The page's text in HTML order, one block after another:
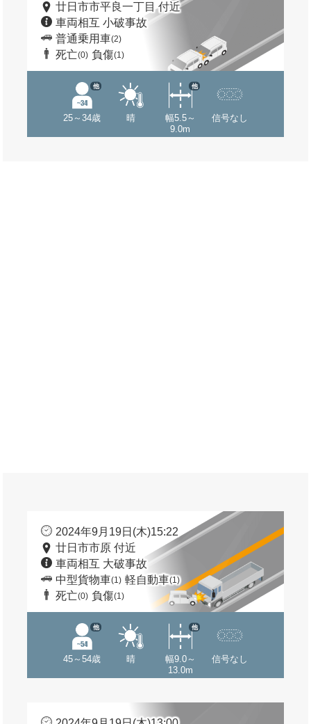
廿日市市平良一丁目 付近
車両相互 小破事故
普通乗用車(2)
死亡(0) 負傷(1)
25～34歳
他
晴
幅5.5～
9.0m
他
信号なし
2024年9月19日(木)15:22
廿日市市原 付近
車両相互 大破事故
中型貨物車(1) 軽自動車(1)
死亡(0) 負傷(1)
45～54歳
他
晴
幅9.0～
13.0m
他
信号なし